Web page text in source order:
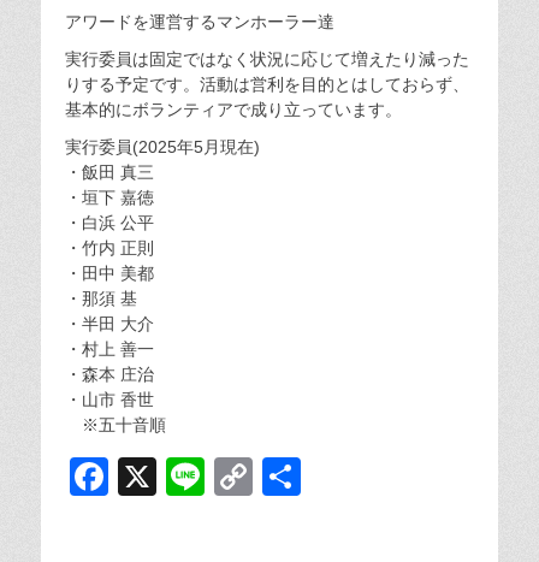
アワードを運営するマンホーラー達
実行委員は固定ではなく状況に応じて増えたり減った
りする予定です。活動は営利を目的とはしておらず、
基本的にボランティアで成り立っています。
実行委員(2025年5月現在)
・飯田 真三
・垣下 嘉徳
・白浜 公平
・竹内 正則
・田中 美都
・那須 基
・半田 大介
・村上 善一
・森本 庄治
・山市 香世
※五十音順
F
X
Li
C